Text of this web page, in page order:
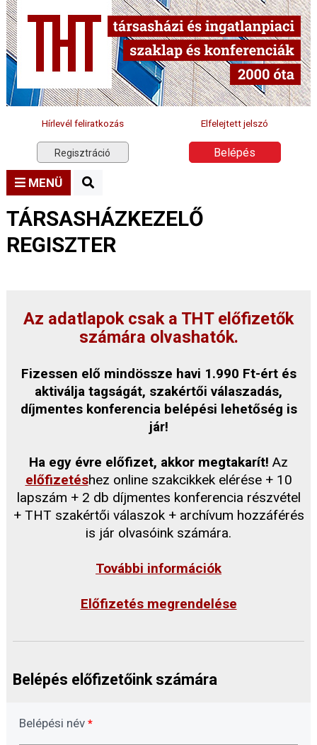
Hírlevél feliratkozás Elfelejtett jelszó
Regisztráció Belépés
MENÜ
TÁRSASHÁZKEZELŐ
REGISZTER
Az adatlapok csak a THT előfizetők
számára olvashatók.
Fizessen elő mindössze havi 1.990 Ft-ért és
aktiválja tagságát, szakértői válaszadás,
díjmentes konferencia belépési lehetőség is
jár!
Ha egy évre előfizet, akkor megtakarít! Az
előfizetéshez online szakcikkek elérése + 10
lapszám + 2 db díjmentes konferencia részvétel
+ THT szakértői válaszok + archívum hozzáférés
is jár olvasóink számára.
További információk
Előfizetés megrendelése
Belépés előfizetőink számára
Belépési név *